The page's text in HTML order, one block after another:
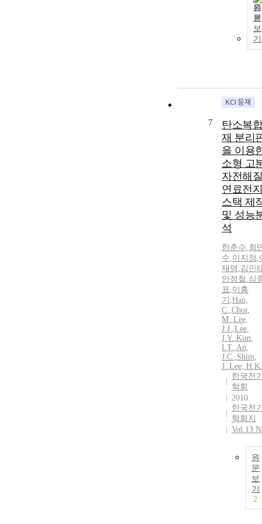
원
문
보
기
7
탄소복
재 분리
을 이용
소형 고
자전해질
연료전지
스택 제
및 성능
석
한춘수,최
수,이지정 ,
재영 ,김인
안정철 ,심
표,이홍
기 ,Han,
C.,Choi,
M.,Lee,
J.J.,Lee,
J.Y.,Kim,
I.T.,An,
J.C.,Shim,
J.,Lee, H.K.
한국전
학회
2010
한국전
학회지
Vol.13
원
문
보
기
2